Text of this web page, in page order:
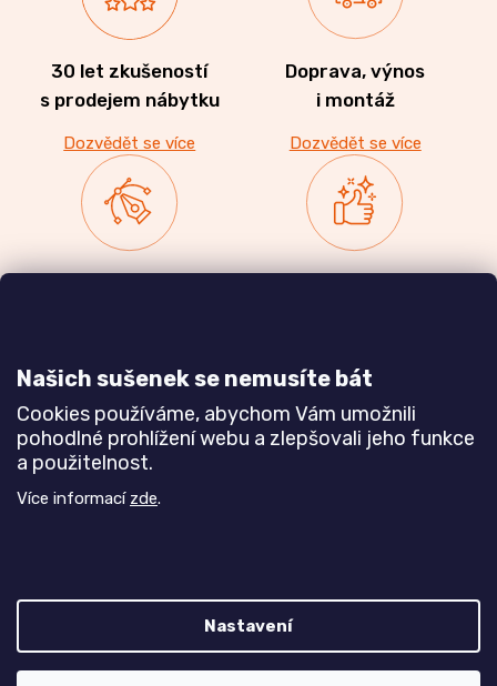
Našich sušenek se nemusíte bát
Cookies používáme, abychom Vám umožnili
pohodlné prohlížení webu a zlepšovali jeho funkce
a použitelnost.
Více informací zde.
Nastavení
30 let zkušeností
s prodejem nábytku
Dozvědět se více
Doprava, výnos
i montáž
Dozvědět se více
Dozvědět se více Dozvědět se více